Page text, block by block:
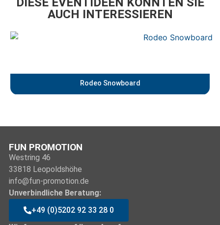
AUCH INTERESSIEREN
Rodeo Snowboard
FUN PROMOTION
Westring 46
33818 Leopoldshöhe
info@fun-promotion.de
Unverbindliche Beratung:
+49 (0)5202 92 33 28 0